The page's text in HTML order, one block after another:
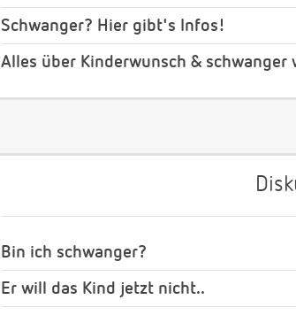
Schwanger? Hier gibt's Infos!
Alles über Kinderwunsch & schwanger
Bin ich schwanger?
Er will das Kind jetzt nicht..